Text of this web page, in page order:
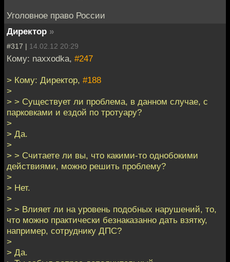
Уголовное право России
Директор »
#317 | 14.02.12 20:29
Кому: naxxodka, #247
> Кому: Директор, #188
>
> > Существует ли проблема, в данном случае, с
парковками и ездой по тротуару?
>
> Да.
>
> > Считаете ли вы, что какими-то однобокими
действиями, можно решить проблему?
>
> Нет.
>
> > Влияет ли на уровень подобных нарушений, то,
что можно практически безнаказанно дать взятку,
например, сотруднику ДПС?
>
> Да.